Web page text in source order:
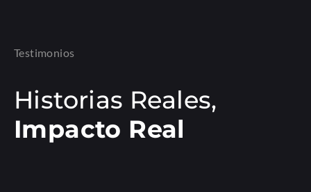
Testimonios
Historias Reales,
Impacto Real